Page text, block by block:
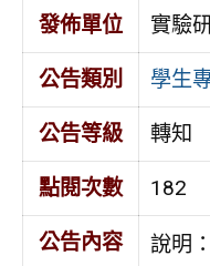
發佈單位 實驗
公告類別 學生
公告等級 轉知
點閱次數 182
公告內容
說明：